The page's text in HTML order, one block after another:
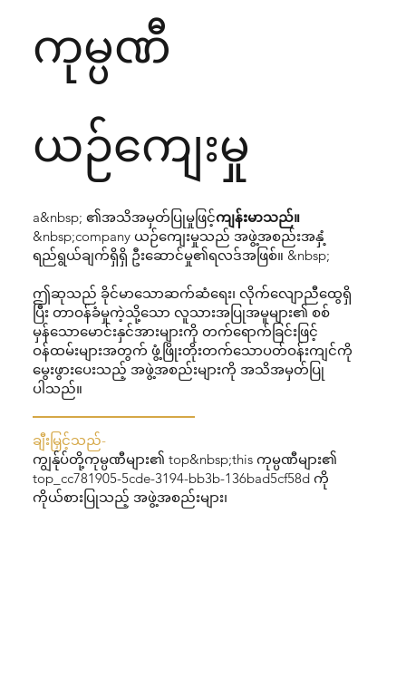
ကုမ္ပဏီ
ယဉ်ကျေးမှု
a&nbsp; ၏အသိအမှတ်ပြုမှုဖြင့်ကျန်းမာသည်။
&nbsp;company ယဉ်ကျေးမှုသည် အဖွဲ့အစည်းအနှံ့
ရည်ရွယ်ချက်ရှိရှိ ဦးဆောင်မှု၏ရလဒ်အဖြစ်။ &nbsp;
ဤဆုသည် ခိုင်မာသောဆက်ဆံရေး၊ လိုက်လျောညီထွေရှိ
ပြီး တာဝန်ခံမှုကဲ့သို့သော လူသားအပြုအမူများ၏ စစ်
မှန်သောမောင်းနှင်အားများကို တက်ရောက်ခြင်းဖြင့်
ဝန်ထမ်းများအတွက် ဖွံ့ဖြိုးတိုးတက်သောပတ်ဝန်းကျင်ကို
မွေးဖွားပေးသည့် အဖွဲ့အစည်းများကို အသိအမှတ်ပြု
ပါသည်။
ချီးမြှင့်သည်-
ကျွန်ုပ်တို့ကုမ္ပဏီများ၏ top&nbsp;this ကုမ္ပဏီများ၏
top_cc781905-5cde-3194-bb3b-136bad5cf58d ကို
ကိုယ်စားပြုသည့် အဖွဲ့အစည်းများ၊